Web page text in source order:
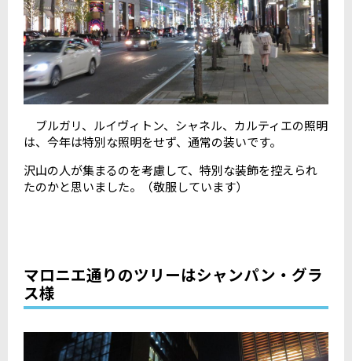
ブルガリ、ルイヴィトン、シャネル、カルティエの照明
は、今年は特別な照明をせず、通常の装いです。
沢山の人が集まるのを考慮して、特別な装飾を控えられ
たのかと思いました。（敬服しています）
マロニエ通りのツリーはシャンパン・グラ
ス様